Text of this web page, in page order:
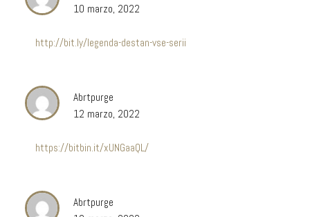
10 marzo, 2022
http://bit.ly/legenda-destan-vse-serii
Abrtpurge
12 marzo, 2022
https://bitbin.it/xUNGaaQL/
Abrtpurge